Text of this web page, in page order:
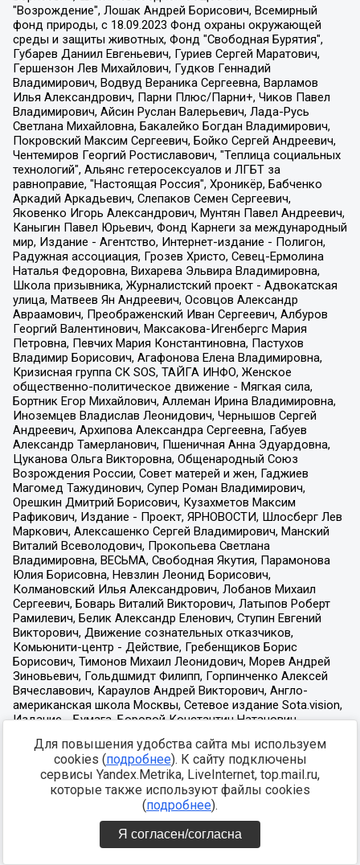
Для повышения удобства сайта мы используем
cookies (подробнее). К сайту подключены
сервисы Yandex.Metrika, LiveInternet, top.mail.ru,
которые также используют файлы cookies
(подробнее).
Я согласен/согласна